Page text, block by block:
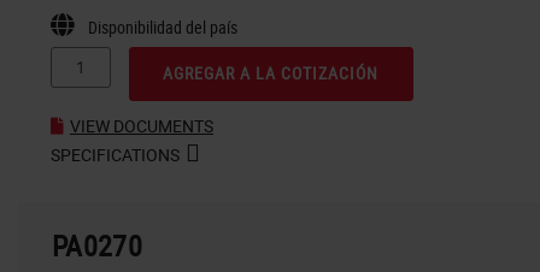
Disponibilidad del país
AGREGAR A LA COTIZACIÓN
VIEW DOCUMENTS
SPECIFICATIONS
PA0270